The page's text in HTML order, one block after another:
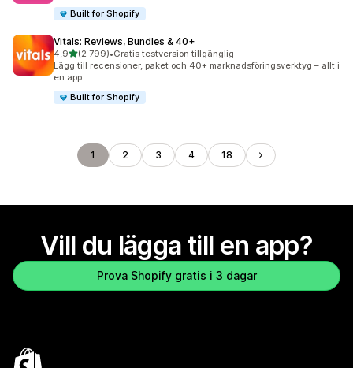
Built for Shopify
Vitals: Reviews, Bundles & 40+
4,9av 5 stjärnor
(2 799)
2799 recensioner totalt
•Gratis testversion tillgänglig
Lägg till recensioner, paket och 40+ marknadsföringsverktyg – allt i
en app
Built for Shopify
1 2 3 4 18
Vill du lägga till en app?
Prova Shopify gratis i 3 dagar